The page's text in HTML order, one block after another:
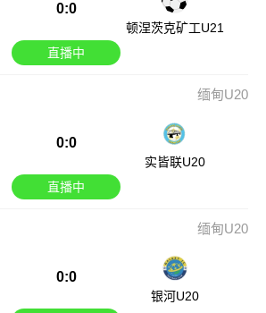
0:0
顿涅茨克矿工U21
直播中
缅甸U20
0:0
实皆联U20
直播中
缅甸U20
0:0
银河U20